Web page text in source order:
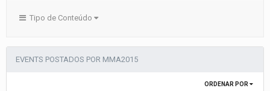
Tipo de Conteúdo
EVENTS POSTADOS POR MMA2015
ORDENAR POR